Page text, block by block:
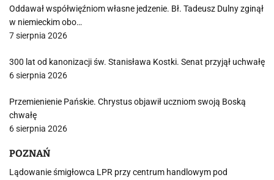
Oddawał współwięźniom własne jedzenie. Bł. Tadeusz Dulny zginął
w niemieckim obo…
7 sierpnia 2026
300 lat od kanonizacji św. Stanisława Kostki. Senat przyjął uchwałę
6 sierpnia 2026
Przemienienie Pańskie. Chrystus objawił uczniom swoją Boską
chwałę
6 sierpnia 2026
POZNAŃ
Lądowanie śmigłowca LPR przy centrum handlowym pod